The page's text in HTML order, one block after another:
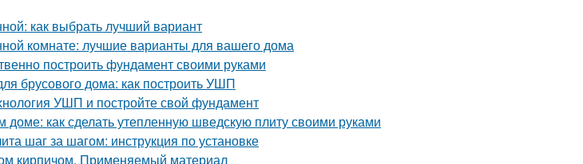
как выбрать лучший вариант
комнате: лучшие варианты для вашего дома
построить фундамент своими руками
брусового дома: как построить УШП
УШП и постройте свой фундамент
как сделать утепленную шведскую плиту своими руками
шаг за шагом: инструкция по установке
кирпичом. Применяемый материал